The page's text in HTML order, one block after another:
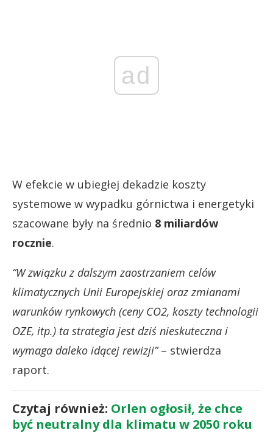
ad
W efekcie w ubiegłej dekadzie koszty
systemowe w wypadku górnictwa i energetyki
szacowane były na średnio 8 miliardów
rocznie.
“W związku z dalszym zaostrzaniem celów
klimatycznych Unii Europejskiej oraz zmianami
warunków rynkowych (ceny CO2, koszty technologii
OZE, itp.) ta strategia jest dziś nieskuteczna i
wymaga daleko idącej rewizji”– stwierdza
raport.
Czytaj również: Orlen ogłosił, że chce
być neutralny dla klimatu w 2050 roku